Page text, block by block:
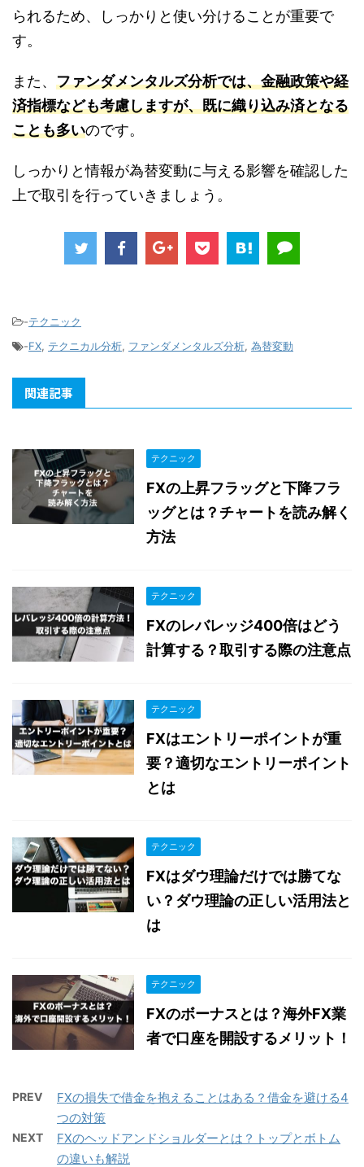
られるため、しっかりと使い分けることが重要で
す。
また、 ファンダメンタルズ分析では、金融政策や経
済指標なども考慮しますが、既に織り込み済となる
ことも多いのです。
しっかりと情報が為替変動に与える影響を確認した
上で取引を行っていきましょう。
-テクニック
-FX, テクニカル分析, ファンダメンタルズ分析, 為替変動
関連記事
テクニック
FXの上昇フラッグと下降フラ
ッグとは？チャートを読み解く
方法
テクニック
FXのレバレッジ400倍はどう
計算する？取引する際の注意点
テクニック
FXはエントリーポイントが重
要？適切なエントリーポイント
とは
テクニック
FXはダウ理論だけでは勝てな
い？ダウ理論の正しい活用法と
は
テクニック
FXのボーナスとは？海外FX業
者で口座を開設するメリット！
PREV
FXの損失で借金を抱えることはある？借金を避ける4
つの対策
NEXT
FXのヘッドアンドショルダーとは？トップとボトム
の違いも解説